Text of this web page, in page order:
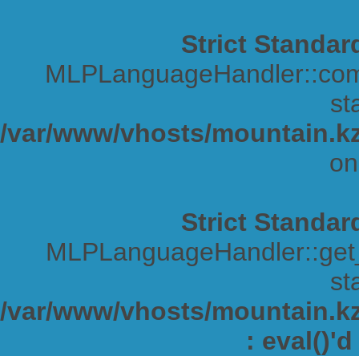
Strict
/var/www/vhosts/
Strict
/var/www/vhosts/
: